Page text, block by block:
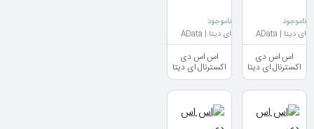
ناموجود
ای دیتا | AData
اس اس دی
اکسترنال ای دیتا
AData SC680
ظرفیت 240
ناموجود
ای دیتا | AData
اس اس دی
اکسترنال ای دیتا
AData SC680
ظرفیت 480